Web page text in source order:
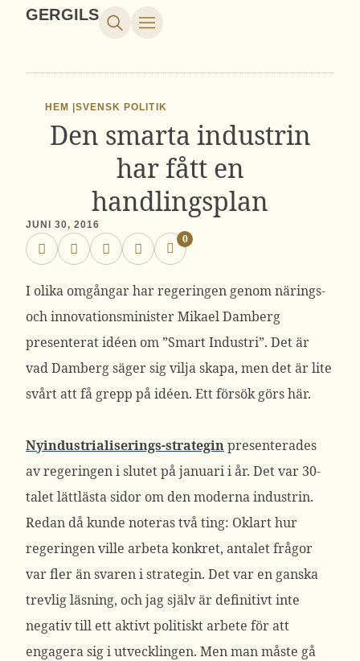
GERGILS
HEM |SVENSK POLITIK
Den smarta industrin
har fått en
handlingsplan
JUNI 30, 2016
0
I olika omgångar har regeringen genom närings-
och innovationsminister Mikael Damberg
presenterat idéen om ”Smart Industri”. Det är
vad Damberg säger sig vilja skapa, men det är lite
svårt att få grepp på idéen. Ett försök görs här.
Nyindustrialiserings-strateginpresenterades
av regeringen i slutet på januari i år. Det var 30-
talet lättlästa sidor om den moderna industrin.
Redan då kunde noteras två ting: Oklart hur
regeringen ville arbeta konkret, antalet frågor
var fler än svaren i strategin. Det var en ganska
trevlig läsning, och jag själv är definitivt inte
negativ till ett aktivt politiskt arbete för att
engagera sig i utvecklingen. Men man måste gå